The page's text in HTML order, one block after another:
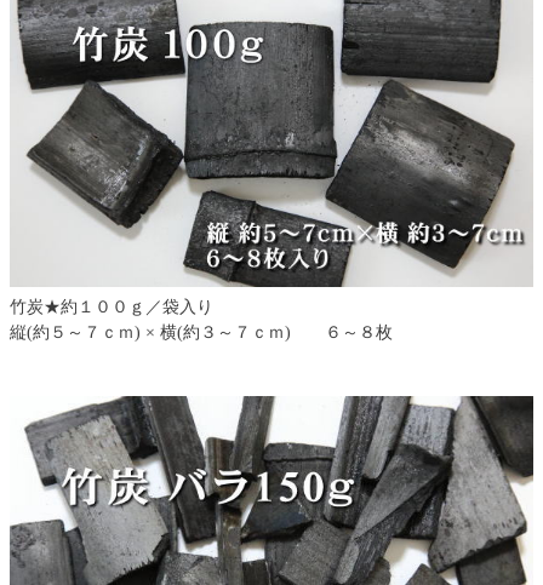
竹炭★約１００ｇ／袋入り
縦(約５～７ｃｍ) × 横(約３～７ｃｍ) ６～８枚